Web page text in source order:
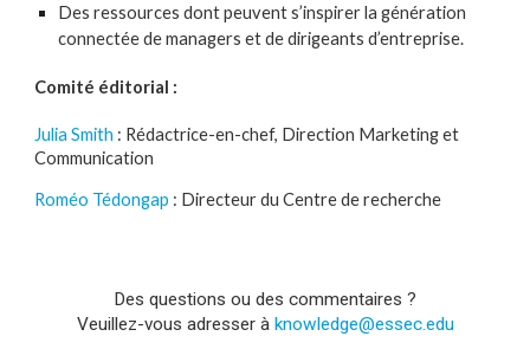
Des ressources dont peuvent s’inspirer la génération
connectée de managers et de dirigeants d’entreprise.
Comité éditorial :
Julia Smith : Rédactrice-en-chef, Direction Marketing et
Communication
Roméo Tédongap : Directeur du Centre de recherche
Des questions ou des commentaires ?
Veuillez-vous adresser à knowledge@essec.edu